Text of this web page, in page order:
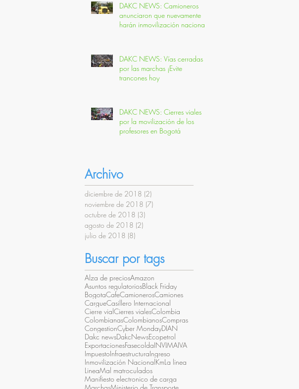
DAKC NEWS: Camioneros
anunciaron que nuevamente
harán inmovilización nacional
DAKC NEWS: Vías cerradas
por las marchas ¡Evite
trancones hoy
DAKC NEWS: Cierres viales
por la movilización de los
profesores en Bogotá
Archivo
diciembre de 2018 (2)
noviembre de 2018 (7)
octubre de 2018 (3)
agosto de 2018 (2)
julio de 2018 (8)
Buscar por tags
Alza de preciosAmazon
Asuntos regulatoriosBlack Friday
BogotaCafeCamionerosCamiones
CargueCasillero Internacional
Cierre vialCierres vialesColombia
ColombianasColombianosCompras
CongestionCyber MondayDIAN
Dakc newsDakcNewsEcopetrol
ExportacionesFasecoldaINVIMAIVA
ImpuestoInfraestructuraIngreso
Inmovilización NacionalKmLa linea
LineaMal matroculados
Manifiesto electronico de carga
MarchasMinisterio de Transporte